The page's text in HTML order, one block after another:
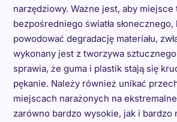
narzędziowy. Ważne jest, aby miejsce
bezpośredniego światła
powodować degradację materiału,
wykonany jest z tworzywa
sprawia, że guma i plastik stają się
pękanie. Należy również unikać
miejscach narażonych na
zarówno bardzo wysokie, jak i bardzo